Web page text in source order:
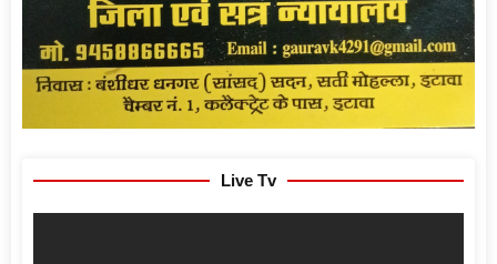
Live Tv